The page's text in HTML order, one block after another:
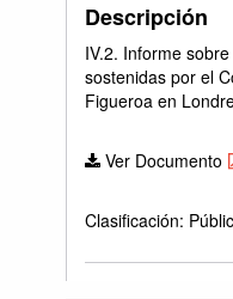
Descripción
IV.2. Informe
sostenidas por el
Figueroa en
Ver Documento
Clasificación: